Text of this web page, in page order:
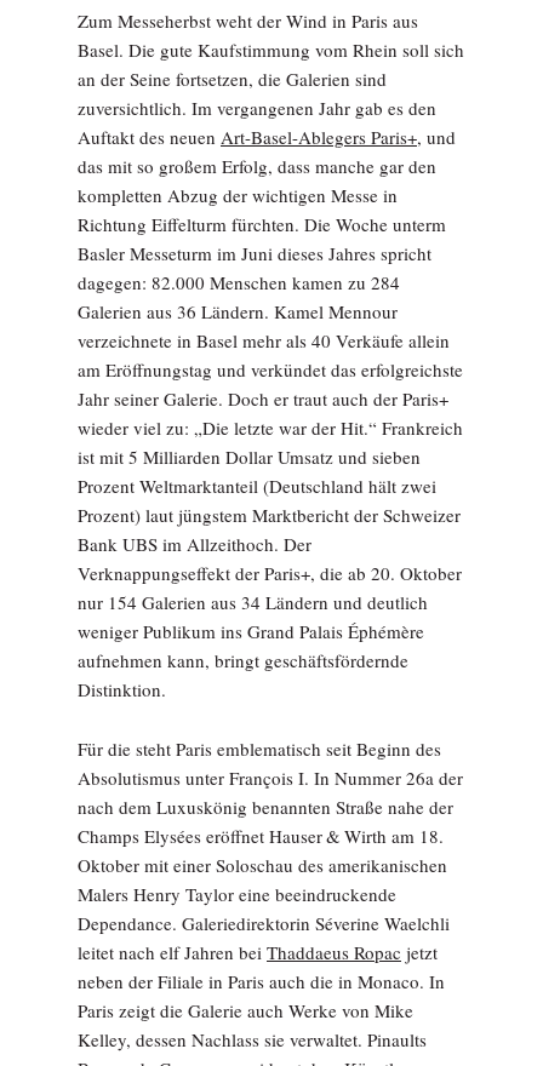
Zum Messeherbst weht der Wind in Paris aus
Basel. Die gute Kaufstimmung vom Rhein soll sich
an der Seine fortsetzen, die Galerien sind
zuversichtlich. Im vergangenen Jahr gab es den
Auftakt des neuen Art-Basel-Ablegers Paris+, und
das mit so großem Erfolg, dass manche gar den
kompletten Abzug der wichtigen Messe in
Richtung Eiffelturm fürchten. Die Woche unterm
Basler Messeturm im Juni dieses Jahres spricht
dagegen: 82.000 Menschen kamen zu 284
Galerien aus 36 Ländern. Kamel Mennour
verzeichnete in Basel mehr als 40 Verkäufe allein
am Eröffnungstag und verkündet das erfolgreichste
Jahr seiner Galerie. Doch er traut auch der Paris+
wieder viel zu: „Die letzte war der Hit.“ Frankreich
ist mit 5 Milliarden Dollar Umsatz und sieben
Prozent Weltmarktanteil (Deutschland hält zwei
Prozent) laut jüngstem Marktbericht der Schweizer
Bank UBS im Allzeithoch. Der
Verknappungseffekt der Paris+, die ab 20. Oktober
nur 154 Galerien aus 34 Ländern und deutlich
weniger Publikum ins Grand Palais Éphémère
aufnehmen kann, bringt geschäftsfördernde
Distinktion.
Für die steht Paris emblematisch seit Beginn des
Absolutismus unter François I. In Nummer 26a der
nach dem Luxuskönig benannten Straße nahe der
Champs Elysées eröffnet Hauser & Wirth am 18.
Oktober mit einer Soloschau des amerikanischen
Malers Henry Taylor eine beeindruckende
Dependance. Galeriedirektorin Séverine Waelchli
leitet nach elf Jahren bei Thaddaeus Ropac jetzt
neben der Filiale in Paris auch die in Monaco. In
Paris zeigt die Galerie auch Werke von Mike
Kelley, dessen Nachlass sie verwaltet. Pinaults